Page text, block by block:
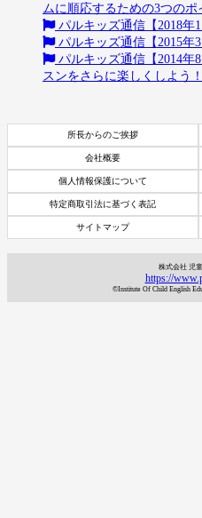
ムに順応するための3つのポ
パルキッズ通信【2018年
パルキッズ通信【2015年
パルキッズ通信【2014年
スンをさらに楽しくしよう！
所長からのご挨拶
会社概要
個人情報保護について
特定商取引法に基づく表記
サイトマップ
株式会社 児
https://
©Institute Of Child English